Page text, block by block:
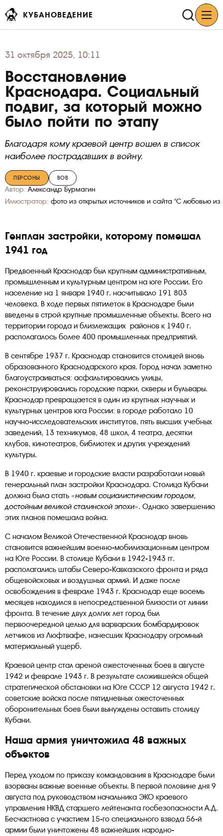
КУБАНОВЕДЕНИЕ
31 октября 2025, 10:11
Восстановление
Краснодара. Социальный
подвиг, за который можно
было пойти по этапу
Благодаря кому краевой центр вошел в список
наиболее пострадавших в войну.
ПЕРСОНЫ ВОВ
Автор: Александр Бурмагин
Иллюстратор: фото из открытых источников и сайта "С любовью
Генплан застройки, которому помешал
1941 год
Предвоенный Краснодар был крупным административным,
промышленным и культурным центром на юге России. Его
население на 1 января 1940 г. насчитывало 191 803
человека. В ходе первых пятилеток в Краснодаре были
введены в строй крупные промышленные объекты. Всего на
территории города и близлежащих районов к 1940 г.
располагалось более 400 промышленных предприятий.
В сентябре 1937 г. Краснодар становится столицей вновь
образованного Краснодарского края. Город начал заметно
благоустраиваться: асфальтировались улицы,
реконструировались городские парки, скверы и бульвары.
Краснодар превращается в один из крупных научных и
культурных центров юга России: в городе работало 10
научно-исследовательских институтов, пять высших учебных
заведений, 13 техникумов, 48 школ, 4 театра, десятки
клубов, кинотеатров, библиотек и других учреждений
культуры.
В 1940 г. краевые и городские власти разработали новый
генеральный план застройки Краснодара. Столица Кубани
должна была стать «новым социалистическим городом,
достойным великой сталинской эпохи». Однако завершению
этих планов помешала война.
С началом Великой Отечественной Краснодар вновь
становится важнейшим военно-мобилизационным центром
на Юге России. В столице Кубани в 1942-1943 гг.
располагались штабы Северо-Кавказского фронта и ряда
общевойсковых и воздушных армий. И даже после
освобождения в феврале 1943 г. Краснодар еще восемь
месяцев находился в непосредственной близости от линии
фронта. В течение двух долгих лет город был
первоочередной целью для варварских бомбардировок
летчиков из Люфтвафе, нанесших Краснодару огромный
материальный ущерб.
Краевой центр стал ареной ожесточенных боев в августе
1942 и феврале 1943 г. В результате сложившейся общей
стратегической обстановки на Юге СССР 12 августа 1942 г.
советские войска после пятидневных ожесточенных
оборонительных боев были вынуждены оставить столицу
Кубани.
Наша армия уничтожила 48 важных
объектов
Перед уходом по приказу командования в Краснодаре были
взорваны важные военные объекты. В первой половине дня 9
августа под руководством начальника ЭКО краевого
управления НКВД старшего лейтенанта госбезопасности А.Д.
Бесчастнова с участием 15-го специального взвода 56-й
армии были уничтожены 48 важнейших народно-